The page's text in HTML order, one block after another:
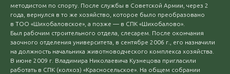
методистом по спорту. После службы в Советской Армии, через 2
года, вернулся в то же хозяйство, которое было преобразовано
в ТОО «Шихобаловское», а позже — в СПК «Шихобалово».
Был рабочим строительного отдела, слесарем. После окончания
заочного отделения университета, в сентябре 2006 г., его назначили
на должность начальника животноводческого комплекса хозяйства.
В июне 2009 г. Владимира Николаевича Кузнецова пригласили
работать в СПК (колхоз) «Красносельское». На общем собрании